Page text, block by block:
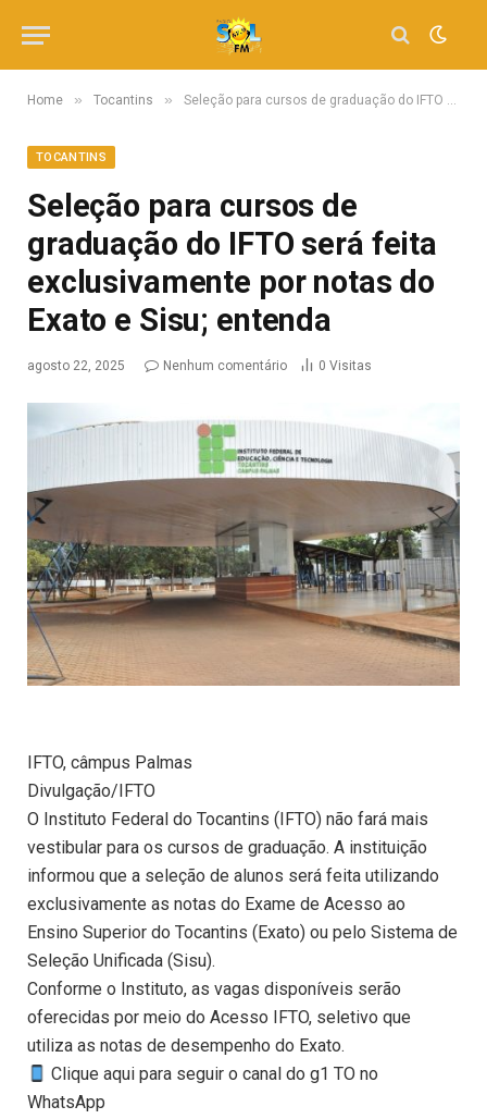
Home » Tocantins » Seleção para cursos de graduação do IFTO será feita exclusivamente por notas do Exato e Sisu; entenda
TOCANTINS
Seleção para cursos de
graduação do IFTO será feita
exclusivamente por notas do
Exato e Sisu; entenda
agosto 22, 2025 Nenhum comentário 0 Visitas
IFTO, câmpus Palmas
Divulgação/IFTO
O Instituto Federal do Tocantins (IFTO) não fará mais
vestibular para os cursos de graduação. A instituição
informou que a seleção de alunos será feita utilizando
exclusivamente as notas do Exame de Acesso ao
Ensino Superior do Tocantins (Exato) ou pelo Sistema de
Seleção Unificada (Sisu).
Conforme o Instituto, as vagas disponíveis serão
oferecidas por meio do Acesso IFTO, seletivo que
utiliza as notas de desempenho do Exato.
Clique aqui para seguir o canal do g1 TO no
WhatsApp